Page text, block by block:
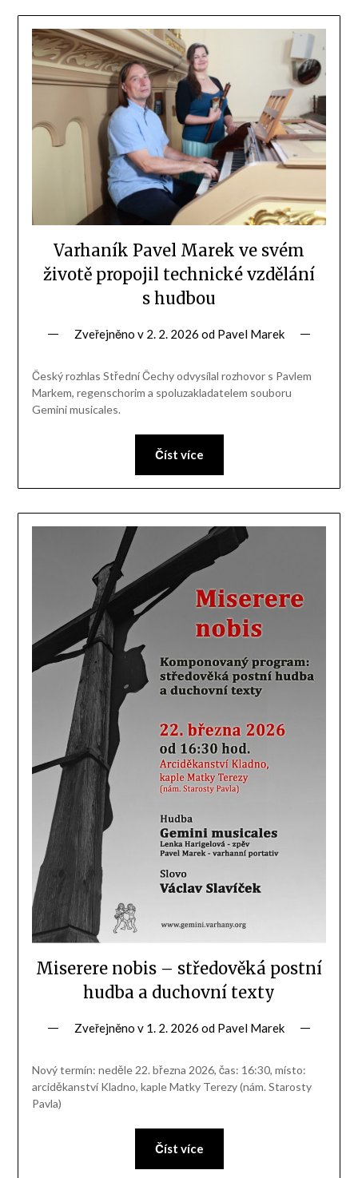
Varhaník Pavel Marek ve svém
životě propojil technické vzdělání
s hudbou
Zveřejněno v 2. 2. 2026 od Pavel Marek
Český rozhlas Střední Čechy odvysílal rozhovor s Pavlem
Markem, regenschorim a spoluzakladatelem souboru
Gemini musicales.
Číst více
Miserere nobis – středověká postní
hudba a duchovní texty
Zveřejněno v 1. 2. 2026 od Pavel Marek
Nový termín: neděle 22. března 2026, čas: 16:30, místo:
arciděkanství Kladno, kaple Matky Terezy (nám. Starosty
Pavla)
Číst více